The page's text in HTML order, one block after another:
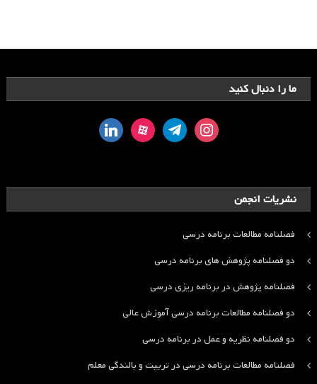
ما را دنبال کنید
instagram
telegram
aparat
linkedin
نشریات انجمن
فصلنامه مطالعات برنامه درسی
دو فصلنامه پژوهش های برنامه درسی
فصلنامه پژوهش در برنامه ریزی درسی
دو فصلنامه مطالعات برنامه درسی آموزش عالی
دو فصلنامه نظریه و عمل در برنامه درسی
فصلنامه مطالعات برنامه درسی در تربیت و بالندگی معلم